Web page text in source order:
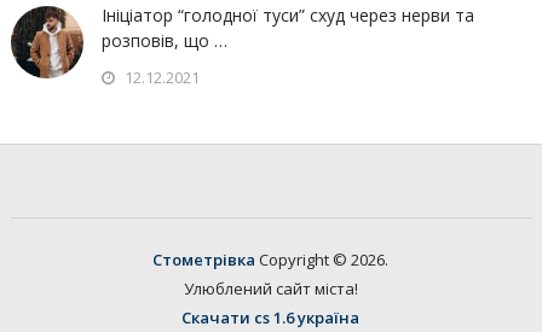
Ініціатор “голодної туси” схуд через нерви та
розповів, що …
12.12.2021
Стометрівка Copyright © 2026.
Улюблений сайт міста!
Скачати cs 1.6 україна